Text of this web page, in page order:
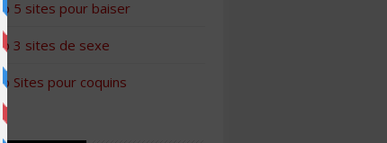
5 sites pour baiser
3 sites de sexe
Sites pour coquins